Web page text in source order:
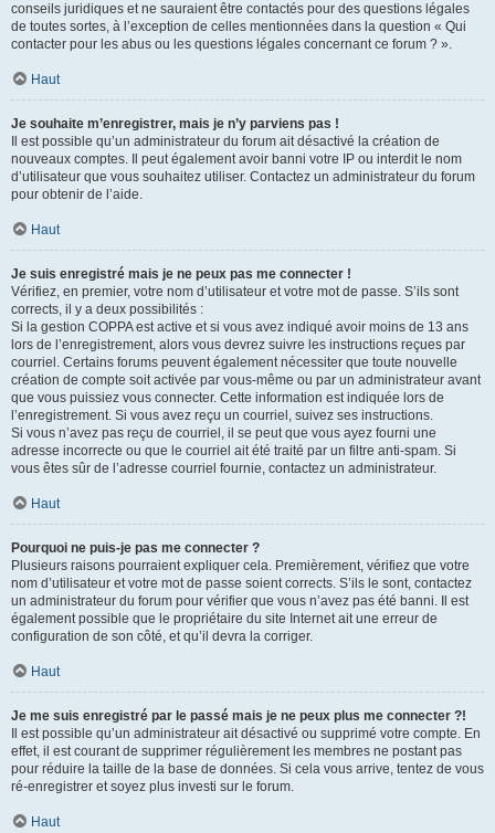
conseils juridiques et ne sauraient être contactés pour des questions légales
de toutes sortes, à l’exception de celles mentionnées dans la question « Qui
contacter pour les abus ou les questions légales concernant ce forum ? ».
Haut
Je souhaite m’enregistrer, mais je n’y parviens pas !
Il est possible qu’un administrateur du forum ait désactivé la création de
nouveaux comptes. Il peut également avoir banni votre IP ou interdit le nom
d’utilisateur que vous souhaitez utiliser. Contactez un administrateur du forum
pour obtenir de l’aide.
Haut
Je suis enregistré mais je ne peux pas me connecter !
Vérifiez, en premier, votre nom d’utilisateur et votre mot de passe. S’ils sont
corrects, il y a deux possibilités :
Si la gestion COPPA est active et si vous avez indiqué avoir moins de 13 ans
lors de l’enregistrement, alors vous devrez suivre les instructions reçues par
courriel. Certains forums peuvent également nécessiter que toute nouvelle
création de compte soit activée par vous-même ou par un administrateur avant
que vous puissiez vous connecter. Cette information est indiquée lors de
l’enregistrement. Si vous avez reçu un courriel, suivez ses instructions.
Si vous n’avez pas reçu de courriel, il se peut que vous ayez fourni une
adresse incorrecte ou que le courriel ait été traité par un filtre anti-spam. Si
vous êtes sûr de l’adresse courriel fournie, contactez un administrateur.
Haut
Pourquoi ne puis-je pas me connecter ?
Plusieurs raisons pourraient expliquer cela. Premièrement, vérifiez que votre
nom d’utilisateur et votre mot de passe soient corrects. S’ils le sont, contactez
un administrateur du forum pour vérifier que vous n’avez pas été banni. Il est
également possible que le propriétaire du site Internet ait une erreur de
configuration de son côté, et qu’il devra la corriger.
Haut
Je me suis enregistré par le passé mais je ne peux plus me connecter ?!
Il est possible qu’un administrateur ait désactivé ou supprimé votre compte. En
effet, il est courant de supprimer régulièrement les membres ne postant pas
pour réduire la taille de la base de données. Si cela vous arrive, tentez de vous
ré-enregistrer et soyez plus investi sur le forum.
Haut